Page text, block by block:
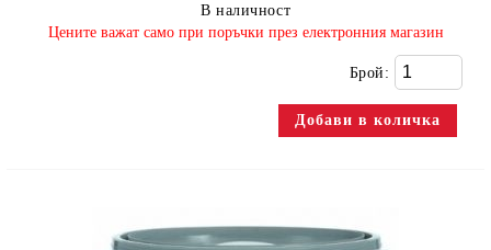
В наличност
​Цените важат само при поръчки през електронния магазин
Брой: